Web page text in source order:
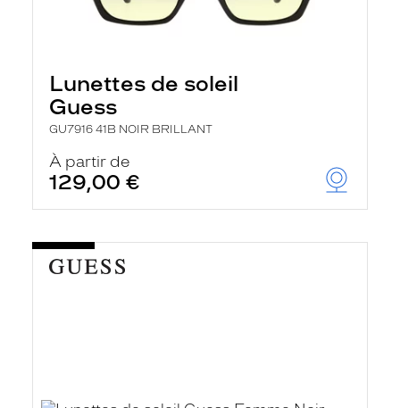
Lunettes de soleil
Guess
GU7916 41B NOIR BRILLANT
À partir de
129,00 €